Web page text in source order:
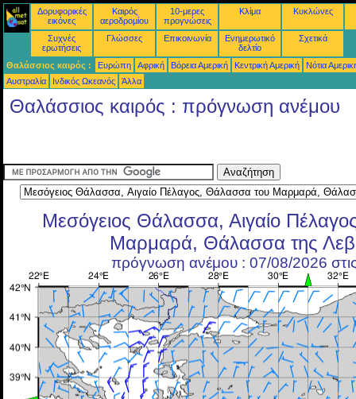
Δορυφορικές
εικόνες
Καιρός
αεροδρομίου
10-μερες
προγνώσεις
Κλίμα Κυκλώνες
Συχνές
ερωτήσεις
Γλώσσες Επικοινωνία
Ενημερωτικό
δελτίο
Σχετικά
Θαλάσσιος καιρός : Ευρώπη Αφρική Βόρεια Αμερική Κεντρική Αμερική
Νότια
Αυστραλία
Ινδικός Ωκεανός Άλλα
Θαλάσσιος καιρός : πρόγνωση ανέμου
Μεσόγειος Θάλασσα, Αιγαίο
Μαρμαρά, Θάλασσα της
πρόγνωση ανέμου : 07/08/2026